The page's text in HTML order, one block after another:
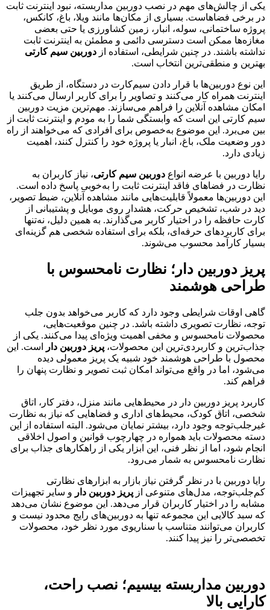
یکی از چالش‌های مهم در نصب دوربین مداربسته، نبود اینترنت ثابت
در برخی فضاهاست. بسیاری از مکان‌ها مانند ویلا، باغ، کانکس،
پروژه ساختمانی، سوله، انبار، زمین کشاورزی یا حتی بعضی
مغازه‌ها ممکن است دسترسی دائمی و مطمئن به اینترنت ثابت
نداشته باشند. در چنین شرایطی، استفاده از دوربین سیم کارتی
بهترین و منطقی‌ترین انتخاب است.
این نوع دوربین‌ها با قرار دادن سیم‌کارت در دستگاه، از طریق
اینترنت همراه کار می‌کنند و تصاویر را برای کاربر ارسال می‌کنند یا
امکان مشاهده آنلاین را فراهم می‌سازند. مهم‌ترین مزیت دوربین
سیم کارتی این است که وابستگی شما را به مودم و اینترنت ثابت از
بین می‌برد. این موضوع به‌خصوص برای افرادی که می‌خواهند از راه
دور وضعیت ملک، باغ، انبار یا پروژه خود را کنترل کنند، اهمیت
زیادی دارد.
رایا دوربین با عرضه انواع دوربین سیم کارتی، نیاز کاربران به
نظارت در فضاهای فاقد اینترنت ثابت را به‌خوبی پاسخ داده است.
این دوربین‌ها معمولاً قابلیت‌هایی مانند مشاهده آنلاین، ضبط تصویر،
دید در شب، تشخیص حرکت، هشدار روی موبایل و پشتیبانی از
کارت حافظه را در اختیار کاربر می‌گذارند. به همین دلیل، نه‌تنها
برای کاربردهای حرفه‌ای، بلکه برای استفاده شخصی هم گزینه‌ای
بسیار کارآمد محسوب می‌شوند.
پریز دوربین دار؛ نظارت نامحسوس با
طراحی هوشمند
گاهی اوقات شرایطی وجود دارد که کاربر می‌خواهد بدون جلب
توجه، نظارت تصویری داشته باشد. در چنین موقعیت‌هایی،
محصولات نامحسوس و مخفی اهمیت ویژه‌ای پیدا می‌کنند. یکی از
جذاب‌ترین و کاربردی‌ترین این محصولات، پریز دوربین دار
است. این
محصول با طراحی هوشمند خود شبیه یک پریز معمولی دیده
می‌شود، اما در واقع می‌تواند امکان ثبت تصویر و نظارت پنهان را
فراهم کند.
کاربرد پریز دوربین دار در محیط‌هایی مانند منزل، دفتر کار، اتاق
شخصی، اتاق کودک، محیط‌های اداری و فضاهایی که نیاز به نظارت
غیرجلب‌توجه وجود دارد، بیشتر نمایان می‌شود. البته استفاده از این
دسته محصولات باید همواره در چهارچوب قوانین و اصول اخلاقی
انجام شود، اما از نظر فنی، این ابزار یکی از راهکارهای جذاب برای
نظارت نامحسوس به شمار می‌رود.
رایا دوربین با در نظر گرفتن نیاز بازار به ابزارهای نظارتی
کم‌جلب‌توجه، مدل‌های متنوعی از پریز دوربین دار و سایر تجهیزات
مشابه را در اختیار کاربران قرار می‌دهد. این موضوع نشان می‌دهد
که سبد کالایی این مجموعه تنها به دوربین‌های رایج محدود نیست و
کاربران می‌توانند متناسب با سناریوی مورد نظر خود، محصولات
تخصصی‌تر را نیز پیدا کنند.
دوربین مداربسته بیسیم؛ نصب راحت،
کارایی بالا